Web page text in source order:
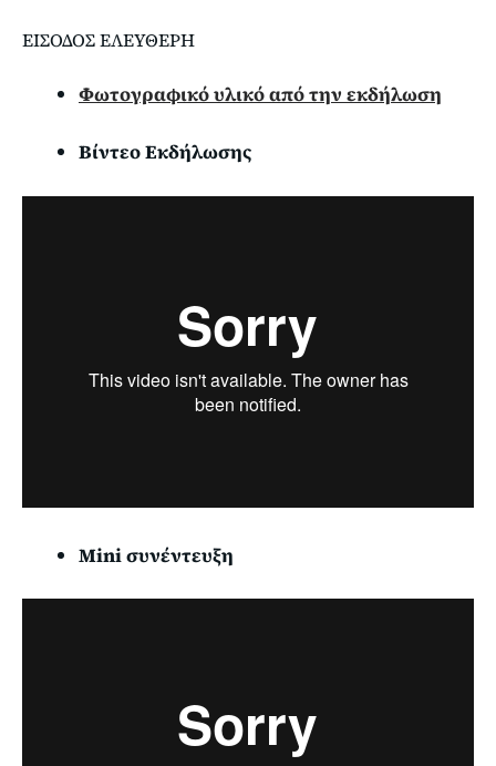
ΕΙΣΟΔΟΣ ΕΛΕΥΘΕΡΗ
Φωτογραφικό υλικό από την εκδήλωση
Βίντεο Εκδήλωσης
Mini συνέντευξη